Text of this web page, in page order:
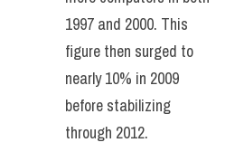
1997 and 2000. This
figure then surged to
nearly 10% in 2009
before stabilizing
through 2012.